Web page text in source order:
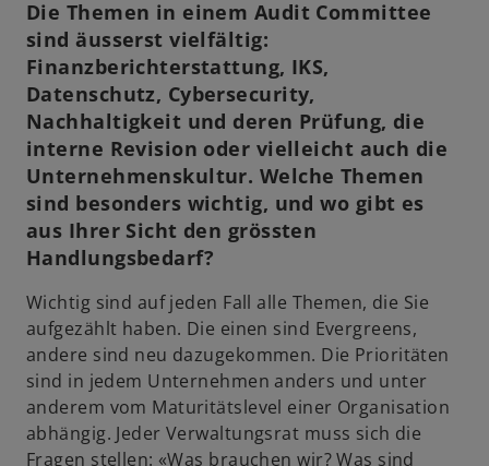
Die Themen in einem Audit Committee
sind äusserst vielfältig:
Finanzberichterstattung, IKS,
Datenschutz, Cybersecurity,
Nachhaltigkeit und deren Prüfung, die
interne Revision oder vielleicht auch die
Unternehmenskultur. Welche Themen
sind besonders wichtig, und wo gibt es
aus Ihrer Sicht den grössten
Handlungsbedarf?
Wichtig sind auf jeden Fall alle Themen, die Sie
aufgezählt haben. Die einen sind Evergreens,
andere sind neu dazugekommen. Die Prioritäten
sind in jedem Unternehmen anders und unter
anderem vom Maturitätslevel einer Organisation
abhängig. Jeder Verwaltungsrat muss sich die
Fragen stellen: «Was brauchen wir? Was sind